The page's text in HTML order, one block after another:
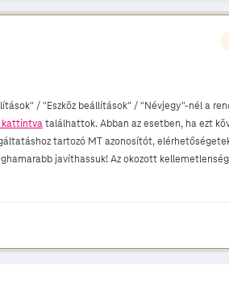
/ "Eszköz beállítások" / "Névjegy"-nél a
kattintvatalálhattok. Abban az esetben, ha ezt
tartozó MT azonosítót,
javíthassuk! Az okozott